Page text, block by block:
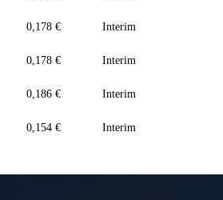
0,178 € Interim
0,178 € Interim
0,186 € Interim
0,154 € Interim